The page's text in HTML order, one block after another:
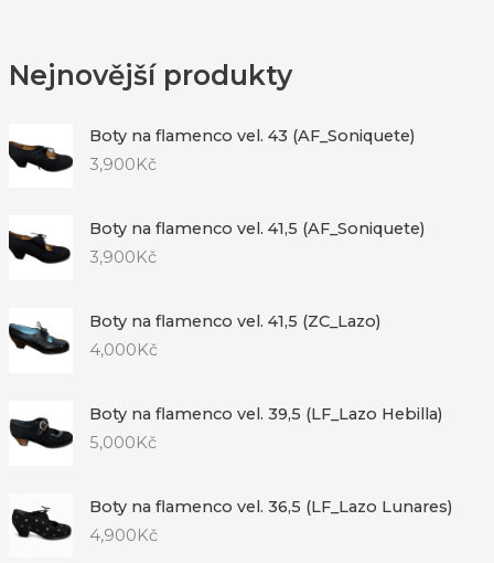
Nejnovější produkty
Boty na flamenco vel. 43 (AF_Soniquete)
3,900Kč
Boty na flamenco vel. 41,5 (AF_Soniquete)
3,900Kč
Boty na flamenco vel. 41,5 (ZC_Lazo)
4,000Kč
Boty na flamenco vel. 39,5 (LF_Lazo Hebilla)
5,000Kč
Boty na flamenco vel. 36,5 (LF_Lazo Lunares)
4,900Kč